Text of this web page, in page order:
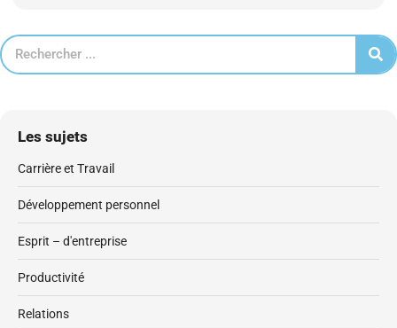
Les sujets
Carrière et Travail
Développement personnel
Esprit – d'entreprise
Productivité
Relations